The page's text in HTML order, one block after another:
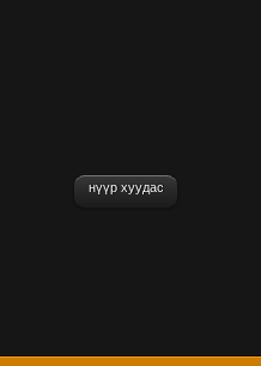
нүүр хуудас